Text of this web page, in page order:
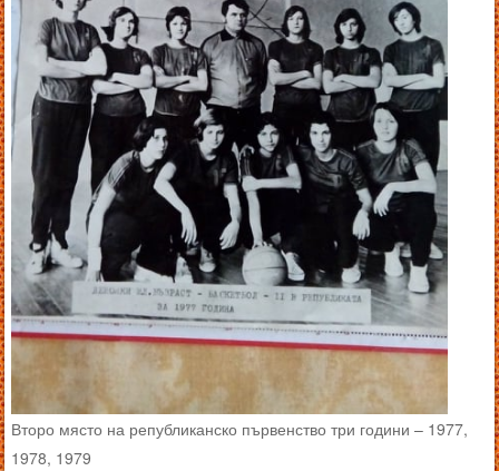
Второ място на републиканско първенство три години – 1977,
1978, 1979